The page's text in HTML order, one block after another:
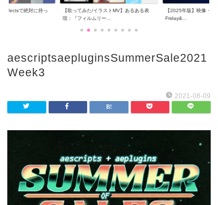
Effectsで絶対に持っ
【歌ってみた/イラストMV】あるある表
現：『フィルムリー...
【2025年版】映像・
Friday&...
aescriptsaepluginsSummerSale2021
Week3
2021-08-09